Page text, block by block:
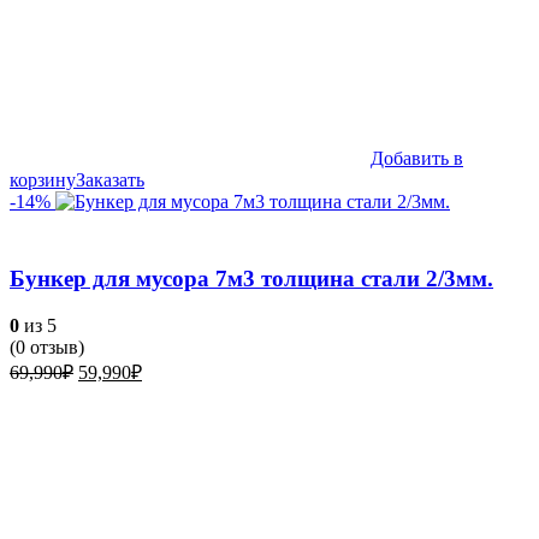
Добавить в
корзинуЗаказать
-14%
Бункер для мусора 7м3 толщина стали 2/3мм.
0 из 5
(0 отзыв)
69,990₽ Первоначальная
59,990₽Текущая